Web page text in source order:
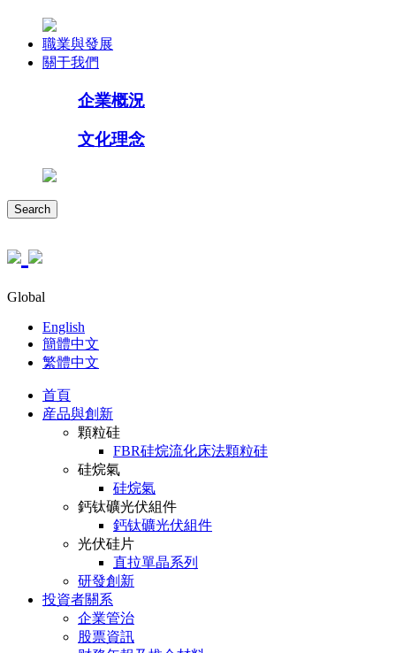
職業與發展
關于我們
企業概況
文化理念
Search
Global
English
簡體中文
繁體中文
首頁
産品與創新
顆粒硅
FBR硅烷流化床法顆粒硅
硅烷氣
硅烷氣
鈣钛礦光伏組件
鈣钛礦光伏組件
光伏硅片
直拉單晶系列
研發創新
投資者關系
企業管治
股票資訊